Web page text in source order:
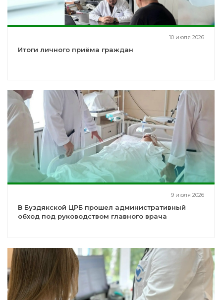
10 июля 2026
Итоги личного приёма граждан
9 июля 2026
В Буздякской ЦРБ прошел административный
обход под руководством главного врача